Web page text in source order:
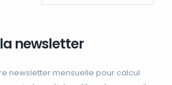
newsletter
newsletter mensuelle pour calcul